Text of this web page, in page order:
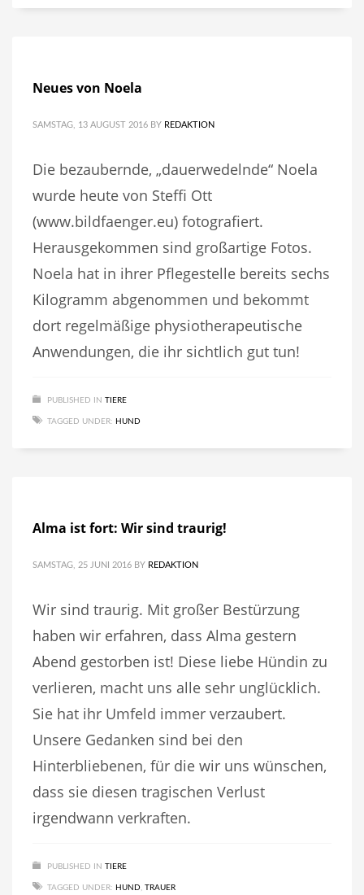
Neues von Noela
SAMSTAG, 13 AUGUST 2016 BY REDAKTION
Die bezaubernde, „dauerwedelnde“ Noela
wurde heute von Steffi Ott
(www.bildfaenger.eu) fotografiert.
Herausgekommen sind großartige Fotos.
Noela hat in ihrer Pflegestelle bereits sechs
Kilogramm abgenommen und bekommt
dort regelmäßige physiotherapeutische
Anwendungen, die ihr sichtlich gut tun!
PUBLISHED IN TIERE
TAGGED UNDER: HUND
Alma ist fort: Wir sind traurig!
SAMSTAG, 25 JUNI 2016 BY REDAKTION
Wir sind traurig. Mit großer Bestürzung
haben wir erfahren, dass Alma gestern
Abend gestorben ist! Diese liebe Hündin zu
verlieren, macht uns alle sehr unglücklich.
Sie hat ihr Umfeld immer verzaubert.
Unsere Gedanken sind bei den
Hinterbliebenen, für die wir uns wünschen,
dass sie diesen tragischen Verlust
irgendwann verkraften.
PUBLISHED IN TIERE
TAGGED UNDER: HUND, TRAUER